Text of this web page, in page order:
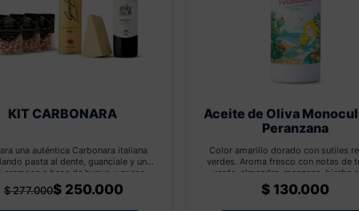
KIT CARBONARA
una auténtica Carbonara italiana
pasta al dente, guanciale y una
cremosa a base de huevo y queso.
con Chianti Bastioni, cuya
y notas frutales equilibran la
$277.000$ 250.000
Aceite de Oliva
Peranzana
Color amarillo dorado con sutiles
verdes. Aroma fresco con notas de
verde, almendra, manzana, hierba
cortada y hojas de olivo. En boca
una textura suave y armoniosa, con
$ 130.000